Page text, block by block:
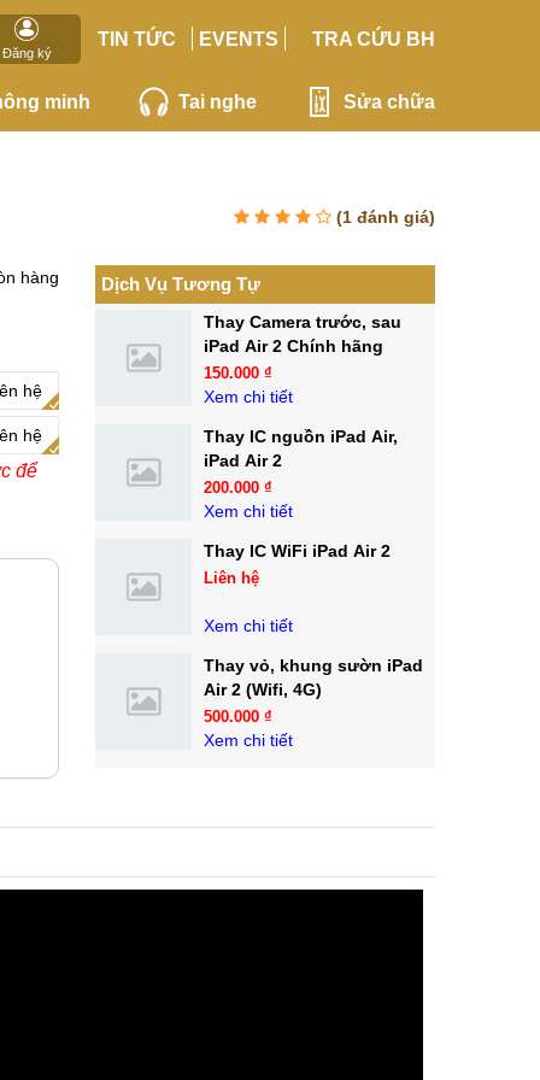
Đăng ký
TIN TỨC EVENTS TRA CỨU BH
minh Tai nghe Sửa chữa
(1 đánh giá)
hàng
hệ
hệ
để
Dịch Vụ Tương Tự
Thay Camera trước, sau
iPad Air 2 Chính hãng
150.000 ₫
Xem chi tiết
Thay IC nguồn iPad Air,
iPad Air 2
200.000 ₫
Xem chi tiết
Thay IC WiFi iPad Air 2
Liên hệ
Xem chi tiết
Thay vỏ, khung sườn iPad
Air 2 (Wifi, 4G)
500.000 ₫
Xem chi tiết